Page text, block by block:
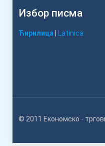
Избор писма
Ћирилица Latinica
© 2011 Економско -